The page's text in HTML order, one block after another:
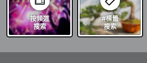
按頻道
搜索
#標籤
搜索